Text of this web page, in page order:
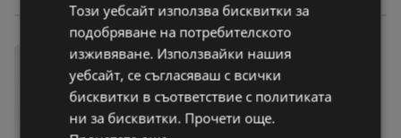
Този уебсайт използва бисквитки за
подобряване на потребителското
изживяване. Използвайки нашия
уебсайт, се съгласяваш с всички
бисквитки в съответствие с политиката
ни за бисквитки. Прочети още.